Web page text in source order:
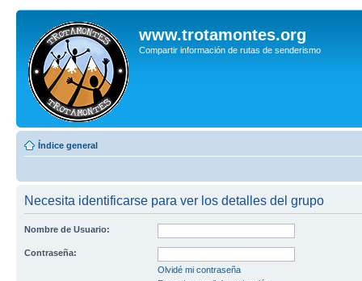
www.trotamontes.org
Compartir información de rutas de senderismo
Índice general
Necesita identificarse para ver los detalles del grupo
Nombre de Usuario:
Contraseña:
Olvidé mi contraseña